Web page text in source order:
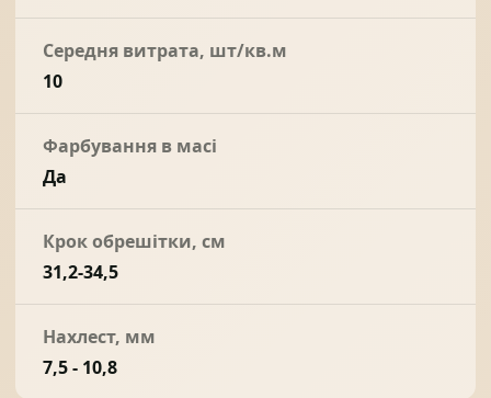
Середня витрата, шт/кв.м
10
Фарбування в масі
Да
Крок обрешітки, см
31,2-34,5
Нахлест, мм
7,5 - 10,8